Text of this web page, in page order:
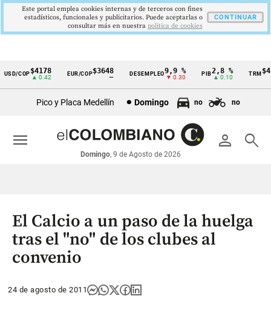
Cintillo
económicos
Colombia
COP$4178
▲ 0.42
EUR/COP$3648 DESEMPLEO 9,9 %
▼ 0.30
PIB2,8 %
▲ 0.10
TRM
Pico y Placa Medellín Domingo no no
person search
Domingo, 9 de Agosto de 2026
menu
El Calcio a un paso de la huelga
tras el "no" de los clubes al
convenio
24 de agosto de 2011
Este portal emplea cookies internas y de terceros con fines
estadísticos, funcionales y publicitarios. Puede aceptarlas o
consultar más en nuestra politica de cookies
CONTINUAR